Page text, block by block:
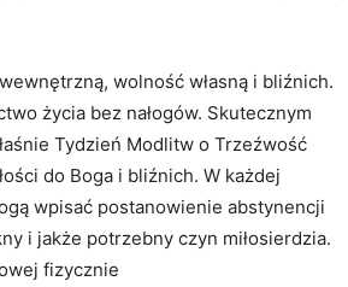
wolność własną i bliźnich.
życia bez nałogów. Skutecznym
Tydzień Modlitw o Trzeźwość
do Boga i bliźnich. W każdej
wpisać postanowienie abstynencji
i jakże potrzebny czyn miłosierdzia.
fizycznie